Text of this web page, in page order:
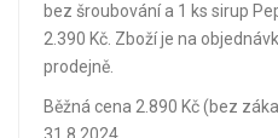
bez šroubování a 1 ks sirup
2.390 Kč. Zboží je na
prodejně.
Běžná cena 2.890 Kč (bez